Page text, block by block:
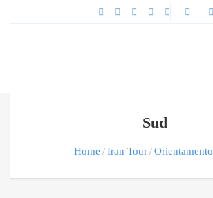
Sud
Home Iran Tour Orientamento